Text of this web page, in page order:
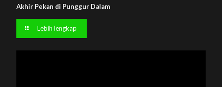
Akhir Pekan di Punggur Dalam
Lebih lengkap